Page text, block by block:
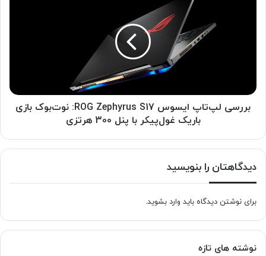
باریک
غول‌پیکر
300
بررسی لپ‌تاپ ایسوس ROG Zephyrus S17: نوت‌بوک بازی
باریک غول‌پیکر با پنل 300 هرتزی
دیدگاهتان را بنویسید
برای نوشتن دیدگاه باید وارد بشوید.
نوشته های تازه